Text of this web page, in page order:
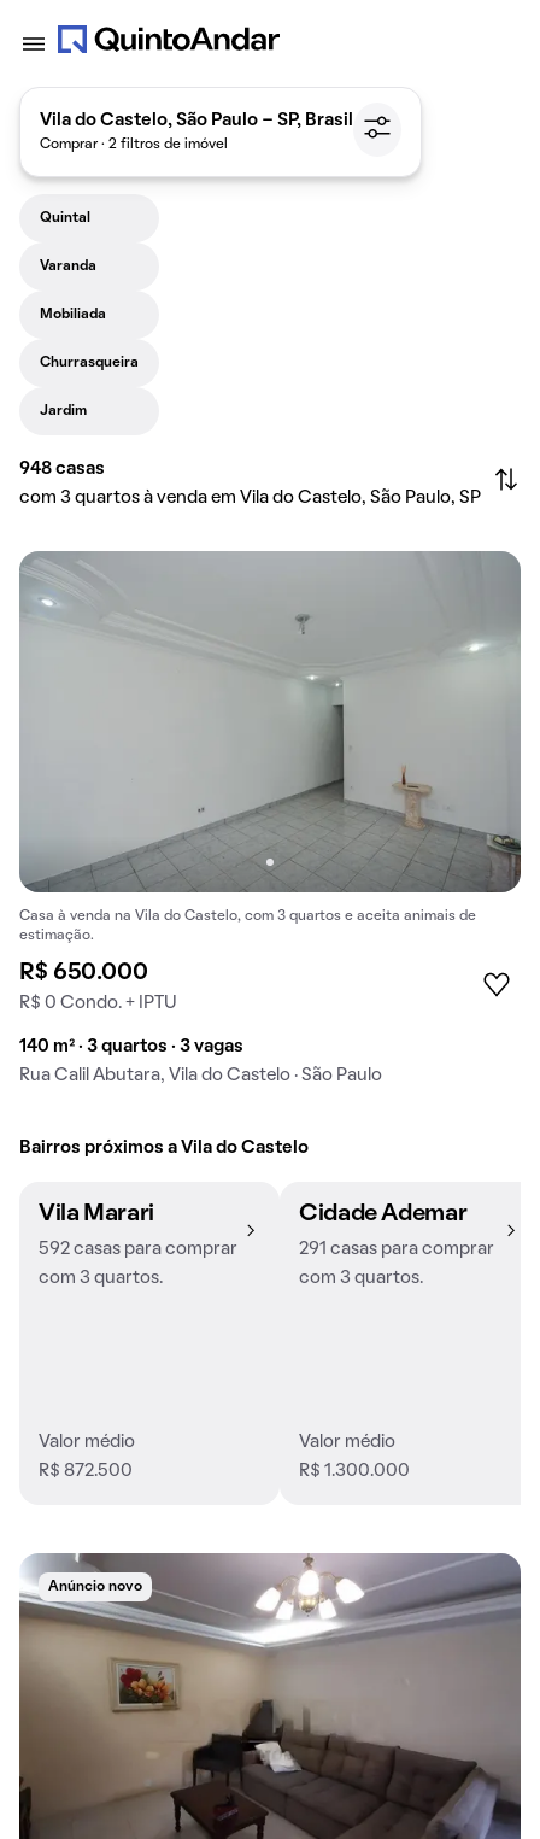
Vila do Castelo, São Paulo - SP, Brasil
Comprar · 2 filtros de imóvel
Quintal
Varanda
Mobiliada
Churrasqueira
Jardim
948 casas
com 3 quartos à venda em Vila do Castelo, São Paulo, SP
Casa à venda na Vila do Castelo, com 3 quartos e aceita animais de
estimação.
R$ 650.000
R$ 0 Condo. + IPTU
140 m² · 3 quartos · 3 vagas
Rua Calil Abutara, Vila do Castelo · São Paulo
Bairros próximos a Vila do Castelo
Vila Marari
592 casas para comprar
com 3 quartos.
Valor médio
R$ 872.500
Cidade Ademar
291 casas para comprar
com 3 quartos.
Valor médio
R$ 1.300.000
Anúncio novo